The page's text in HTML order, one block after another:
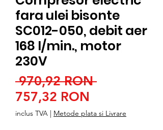
fara ulei bisonte
SC012-050, debit aer
168 l/min., motor
230V
970,92 RON Preț
757,32 RON
redus
inclus TVA | Metode plata si Livrare